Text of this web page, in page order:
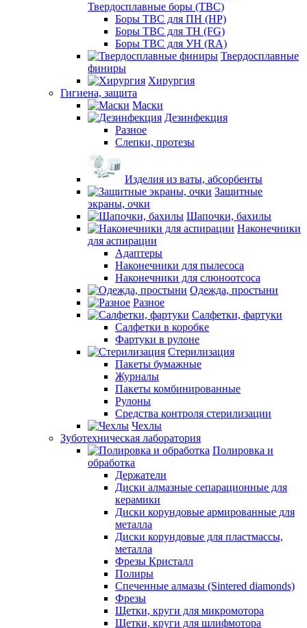
Твердосплавные боры (ТВС)
Боры ТВС для ПН (HP)
Боры ТВС для ТН (FG)
Боры ТВС для УН (RA)
Твердосплавные
финиры
Хирургия
Гигиена, защита
Маски
Дезинфекция
Разное
Слепки, протезы
Изделия из ваты, абсорбенты
Защитные
экраны, очки
Шапочки, бахилы
Наконечники
для аспирации
Адаптеры
Наконечники для пылесоса
Наконечники для слюноотсоса
Одежда, простыни
Разное
Салфетки, фартуки
Салфетки в коробке
Фартуки в рулоне
Стерилизация
Пакеты бумажные
Журналы
Пакеты комбинированные
Рулоны
Средства контроля стерилизации
Чехлы
Зуботехническая лаборатория
Полировка и
обработка
Держатели
Диски алмазные сепарационные для
керамики
Диски корундовые армированные для
металла
Диски корундовые для пластмассы,
металла
Фрезы Кристалл
Полиры
Спеченные алмазы (Sintered diamonds)
Фрезы
Щетки, круги для микромотора
Щетки, круги для шлифмотора